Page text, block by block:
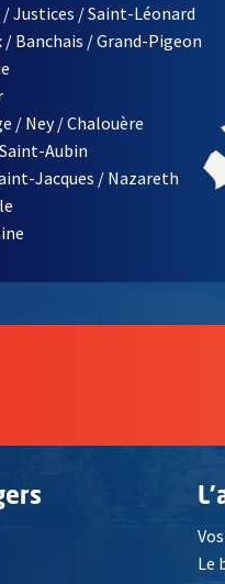
obligatoire)
À LA LETTRE
/ Justices / Saint-Léonard
/ Banchais / Grand-Pigeon
/ Ney / Chalouère
Aubin
Jacques / Nazareth
Le